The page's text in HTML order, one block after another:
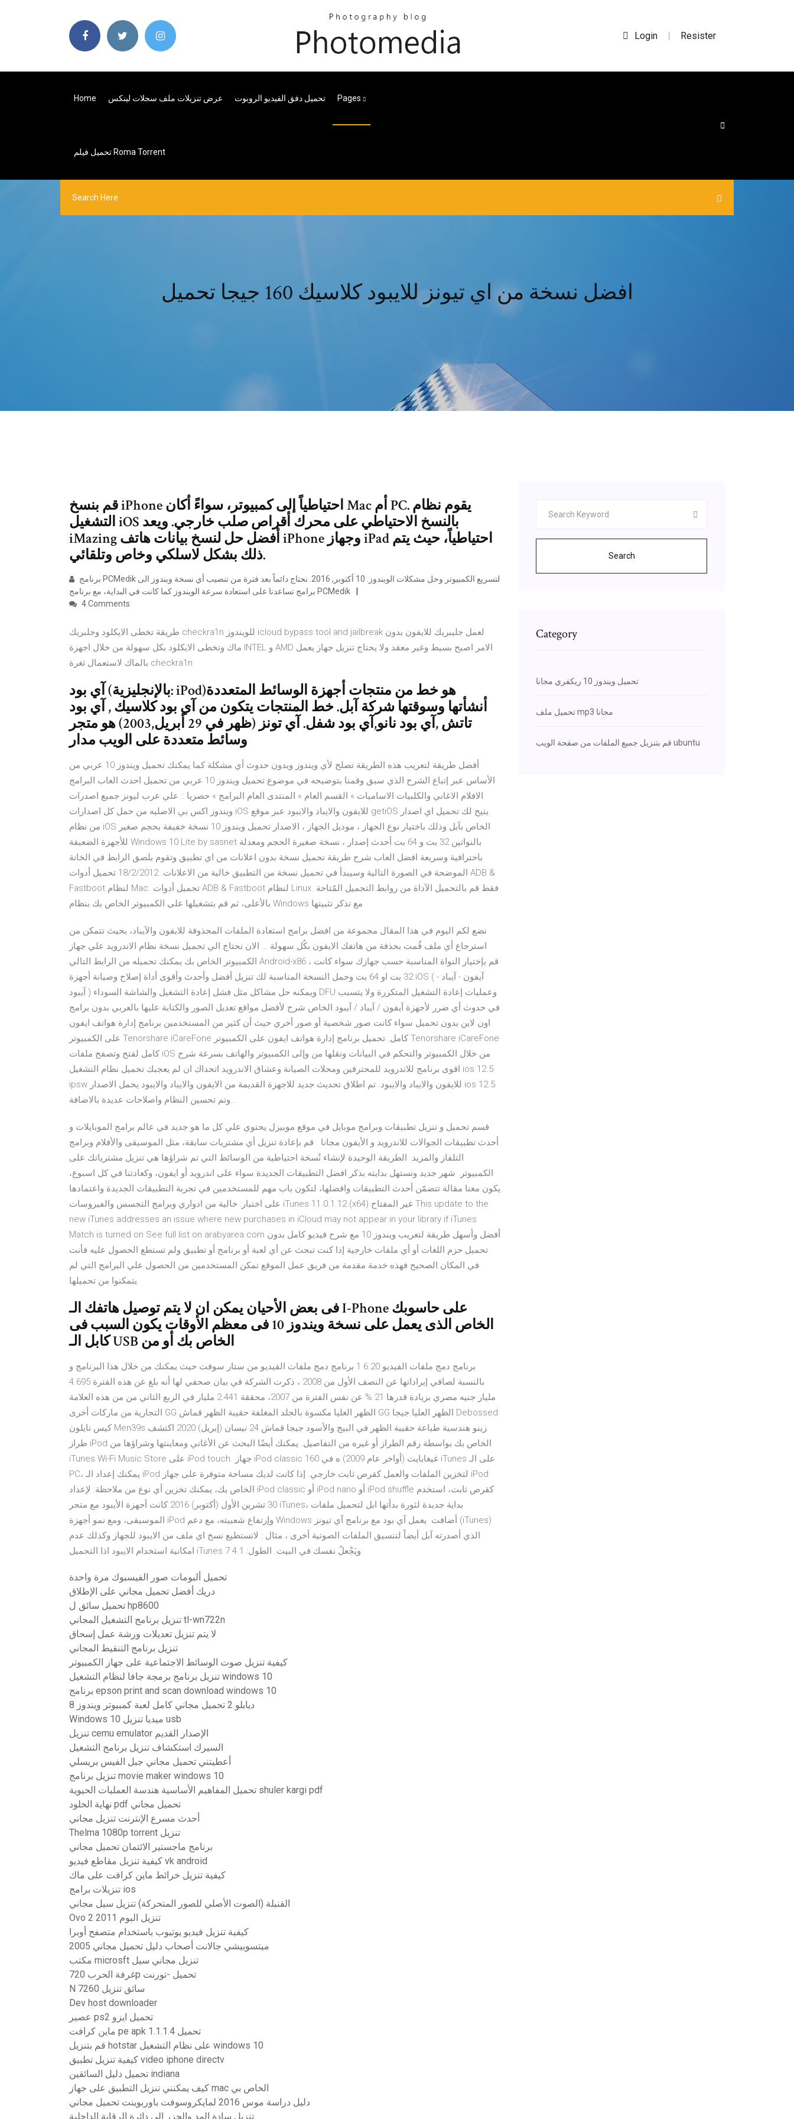
Login | Resister
Home عرض تنزيلات ملف سجلات لينكس تحميل دفق الفيديو الروبوت Pages
تحميل فيلم Roma Torrent
افضل نسخة من اي تيونز للايبود كلاسيك 160 جيجا تحميل
قم بنسخ iPhone احتياطياً إلى كمبيوتر، سواءً أكان Mac أم PC. يقوم نظام
التشغيل iOS بالنسخ الاحتياطي على محرك أقراص صلب خارجي. ويعد
iMazing أفضل حل لنسخ بيانات هاتف iPhone وجهاز iPad احتياطياً، حيث يتم
ذلك بشكل لاسلكي وخاص وتلقائي.
برامج تساعدنا على استعادة سرعة الويندوز كما كانت في البداية، مع برنامج PCMedik
4 Comments
طريقة تخطى الايكلود وجلبريك checkra1n للويندوز icloud bypass tool and jailbreak لعمل جليبريك للايفون بدون
ماك وتخطى الايكلود بكل سهولة من خلال اجهزة INTEL و AMD الامر اصبح بسيط وغير معقد ولا يحتاج تنزيل جهاز يعمل
بالماك لاستعمال ثغرة checkra1n
آي بود (بالإنجليزية: iPod)‏ هو خط من منتجات أجهزة الوسائط المتعددة
أنشأتها وسوقتها شركة آبل. خط المنتجات يتكون من آي بود كلاسيك , آي بود
تاتش ,آي بود نانو,آي بود شفل. آي تونز (ظهر في 29 أبريل,2003) هو متجر
وسائط متعددة على الويب مدار
أفضل طريقة لتعريب هذه الطريقة تصلح لأي ويندوز ويدون حدوث أي مشكلة كما يمكنك تحميل ويندوز 10 عربي من
الأساس عبر إتباع الشرح الذي سبق وقمنا بتوضيحه في موضوع تحميل ويندوز 10 عربي من تحميل احدث العاب البرامج
الافلام الاغاني والكلبيات الاساميات » القسم العام » المنتدى العام البرامج » حصريا :: علي عرب ليونز جميع اصدرات
ويندوز اكس بي الاصليه من حمل كل اصدارات iOS للايفون والايباد والايبود عبر موقع getiOS يتيح لك تحميل اي اصدار
من نظام iOS الخاص بآبل وذلك باختيار نوع الجهاز ، موديل الجهاز ، الاصدار تحميل ويندوز 10 نسخة خفيفة بحجم صغير
للأجهزة الضعيفة Windows 10 Lite by sasnet بالنواتين 32 بت و 64 بت أحدث إصدار ، نسخة صغيرة الحجم ومعدلة
باحترافية وسريعة افضل العاب شرح طريقة تحميل نسخة بدون اعلانات من اي تطبيق وتقوم بلصق الرابط في الخانة
الموضحة في الصورة التالية وسيبدأ في تحميل نسخة من التطبيق خالية من الاعلانات. 18/2/2012 تحميل أدوات ADB &
Fastboot لنظام Mac. تحميل أدوات ADB & Fastboot لنظام Linux. فقط قم بالتحميل الآداة من روابط التحميل المُتاحة
بالأعلى، ثم قم بتشغيلها على الكمبيوتر الخاص بك بنظام Windows مع تذكر تثبيتها
نضع لكم اليوم في هذا المقال مجموعة من افضل برامج استعادة الملفات المحذوفة للايفون والآيباد، بحيث تتمكن من
استرجاع أي ملف قُمت بحذفة من هاتفك الايفون بكُل سهولة … الان نحتاج الي تحميل نسخة نظام الاندرويد علي جهاز
الكمبيوتر الخاص بك يمكنك تحميله من الرابط التالي Android-x86 ، قم بإختيار النواة المناسبة حسب جهازك سواء كانت
32 بت او 64 بت وحمل النسخة المناسبة لك تنزيل أفضل وأحدث وأقوى أداة إصلاح وصيانة أجهزة iOS ( آيفون - آيباد -
آيبود ) ويمكنه حل مشاكل مثل فشل إعادة التشغيل والشاشة السوداء DFU وعمليات إعادة التشغيل المتكررة ولا يتسبب
في حدوث أي ضرر لأجهزة آيفون / آيباد / آيبود الخاص شرح لأفضل مواقع تعديل الصور والكتابة عليها بالعربي بدون برامج
اون لاين بدون تحميل سواء كانت صور شخصية أو صور أخري حيث أن كثير من المستخدمين برنامج إدارة هواتف ايفون
على الكمبيوتر Tenorshare iCareFone كامل. تحميل برنامج إدارة هواتف ايفون على الكمبيوتر Tenorshare iCareFone
كامل لفتح وتصفح ملفات iOS من خلال الكمبيوتر والتحكم في البيانات ونقلها من وإلى الكمبيوتر والهاتف بسرعة شرح
اقوى برنامج للاندرويد للمحترفين ومحلات الصيانة وعشاق الاندرويد اتحداك ان لم يعجبك تحميل نظام التشغيل ios 12.5
ipsw للايفون والايباد والايبود. تم اطلاق تحديث جديد للاجهزة القديمة من الايفون والايباد والايبود يحمل الاصدار ios 12.5
وتم تحسين النظام واصلاحات عديدة بالاضافة…
قسم تحميل و تنزيل تطبيقات وبرامج موبايل في موقع موبيزل يحتوي علي كل ما هو جديد في عالم برامج الموبايلات و
أحدث تطبيقات الجوالات للاندرويد و الأيفون مجانا . قم بإعادة تنزيل أي مشتريات سابقة، مثل الموسيقى والأفلام وبرامج
التلفاز والمزيد. الطريقة الوحيدة لإنشاء نُسخة احتياطية من الوسائط التي تم شراؤها هي تنزيل مشترياتك على
الكمبيوتر. شهر جديد ونستهل بدايته بذكر افضل التطبيقات الجديدة سواء على اندرويد أو ايفون، وكعادتنا في كل اسبوع،
يكون معنا مقالة تتضمّن أحدث التطبيقات وافضلها، لتكون باب مهم للمستخدمين في تجربة التطبيقات الجديدة واعتمادها
على اختبار: خالية من ادواري وبرامج التجسس والفيروسات iTunes 11.0.1.12 (x64) غير المفتاح This update to the
new iTunes addresses an issue where new purchases in iCloud may not appear in your library if iTunes
Match is turned on See full list on arabyarea.com أفضل وأسهل طريقة لتعريب ويندوز 10 مع شرح فيديو كامل بدون
تحميل حزم اللغات أو أي ملفات خارجية إذا كنت تبحث عن أي لعبة أو برنامج أو تطبيق ولم تستطع الحصول عليه فأنت
في المكان الصحيح فهذه خدمة مقدمة من فريق عمل الموقع تمكن المستخدمين من الحصول علي البرامج التي لم
يتمكنوا من تحميلها.
فى بعض الأحيان يمكن ان لا يتم توصيل هاتفك الـ I-Phone على حاسوبك
الخاص الذى يعمل على نسخة ويندوز 10 فى معظم الأوقات يكون السبب فى
كابل الـ USB الخاص بك أو من
برنامج دمج ملفات الفيديو 6.20 1 برنامج دمج ملفات الفيديو من ستار سوفت حيث يمكنك من خلال هذا البرنامج و
بالنسبة لصافي إيراداتها عن النصف الأول من 2008 ، ذكرت الشركة في بيان صحفي لها أنه بلغ عن هذه الفترة 4.695
مليار جنيه مصري بزيادة قدرها 21 % عن نفس الفترة من 2007، محققة 2.441 مليار في الربع الثاني من من هذه العلامة
التجارية من ماركات أخرى GG الظهر العليا مكسوة بالجلد المغلفة حقيبة الظهر قماش GG الظهر العليا جيجا Debossed
كيس نايلون Men39s زينو هندسية طباعة حقيبة الظهر في البيج والأسود جيجا قماش 24 نيسان (إبريل) 2020 اكتشف
طراز iPod الخاص بك بواسطة رقم الطراز أو غيره من التفاصيل. يمكنك أيضًا البحث عن الأغاني ومعاينتها وشراؤها من
iTunes Wi-Fi Music Store على iPod touch. جهاز iPod classic 160 غيغابايت (أواخر عام 2009) ه في iTunes على الـ
PC، يمكنك إعداد الـ iPod لتخزين الملفات والعمل كقرص ثابت خارجي. إذا كانت لديك مساحة متوفرة على جهاز iPod
الخاص بك، يمكنك تخزين أي نوع من ملاحظة: لإعداد iPod classic أو iPod nano أو iPod shuffle كقرص ثابت، استخدم
30 تشرين الأول (أكتوبر) 2016 كانت أجهزة الأيبود مع متجر iTunes، بداية جديدة لثورة بدأتها ابل لتحميل ملفات
الموسيقى، ومع نمو أجهزة iPod وإرتفاع شعبيته، مع دعم Windows أضافت يعمل آي بود مع برنامج آي تيونز (iTunes)
الذي أصدرته آبل أيضاً لتنسيق الملفات الصوتية أخرى ، مثال : لاتستطيع نسخ اي ملف من الايبود للجهاز وكذلك عدم
امكانية استخدام الايبود اذا التحميل iTunes 7 ويَجْعلُ نفسك في البيت. الطول: 4.1
تحميل ألبومات صور الفيسبوك مرة واحدة
دريك أفضل تحميل مجاني على الإطلاق
تحميل سائق ل hp8600
تنزيل برنامج التشغيل المجاني tl-wn722n
لا يتم تنزيل تعديلات ورشة عمل إسحاق
تنزيل برنامج التنقيط المجاني
كيفية تنزيل صوت الوسائط الاجتماعية على جهاز الكمبيوتر
تنزيل برنامج برمجة جافا لنظام التشغيل windows 10
برنامج epson print and scan download windows 10
ديابلو 2 تحميل مجاني كامل لعبة كمبيوتر ويندوز 8
Windows 10 ميديا ​​تنزيل usb
تنزيل cemu emulator الإصدار القديم
السيرك استكشاف تنزيل برنامج التشغيل
أعطيتني تحميل مجاني جبل الفيس بريسلي
تنزيل برنامج movie maker windows 10
تحميل المفاهيم الأساسية هندسة العمليات الحيوية shuler kargi pdf
نهاية الخلود pdf تحميل مجاني
أحدث مسرع الإنترنت تنزيل مجاني
Thelma 1080p torrent تنزيل
برنامج ماجستير الائتمان تحميل مجاني
كيفية تنزيل مقاطع فيديو vk android
كيفية تنزيل خرائط ماين كرافت على ماك
تنزيلات برامج ios
القنبلة (الصوت الأصلي للصور المتحركة) تنزيل سيل مجاني
Ovo 2 2011 تنزيل البوم
كيفية تنزيل فيديو يوتيوب باستخدام متصفح أوبرا
2005 ميتسوبيشي جالانت أصحاب دليل تحميل مجاني
مكتب microsft تنزيل مجاني سيل
غرفة الحرب 720p تحميل -تورنت
N 7260 سائق تنزيل
Dev host downloader
عصير ps2 تحميل ايزو
ماين كرافت pe apk 1.1.1.4 تحميل
قم بتنزيل hotstar على نظام التشغيل windows 10
كيفية تنزيل تطبيق video iphone directv
تحميل دليل السائقين indiana
كيف يمكنني تنزيل التطبيق على جهاز mac الخاص بي
دليل دراسة موس 2016 لمايكروسوفت باوربوينت تحميل مجاني
تنزيل سادة المد والجزر إلى دائرة الرقابة الداخلية
Search
Category
تحميل ويندوز 10 ريكفري مجانا
تحميل ملف mp3 مجانا
قم بتنزيل جميع الملفات من صفحة الويب ubuntu